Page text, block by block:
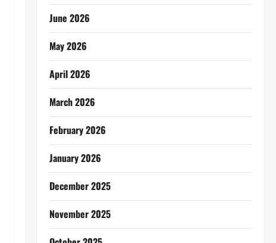
June 2026
May 2026
April 2026
March 2026
February 2026
January 2026
December 2025
November 2025